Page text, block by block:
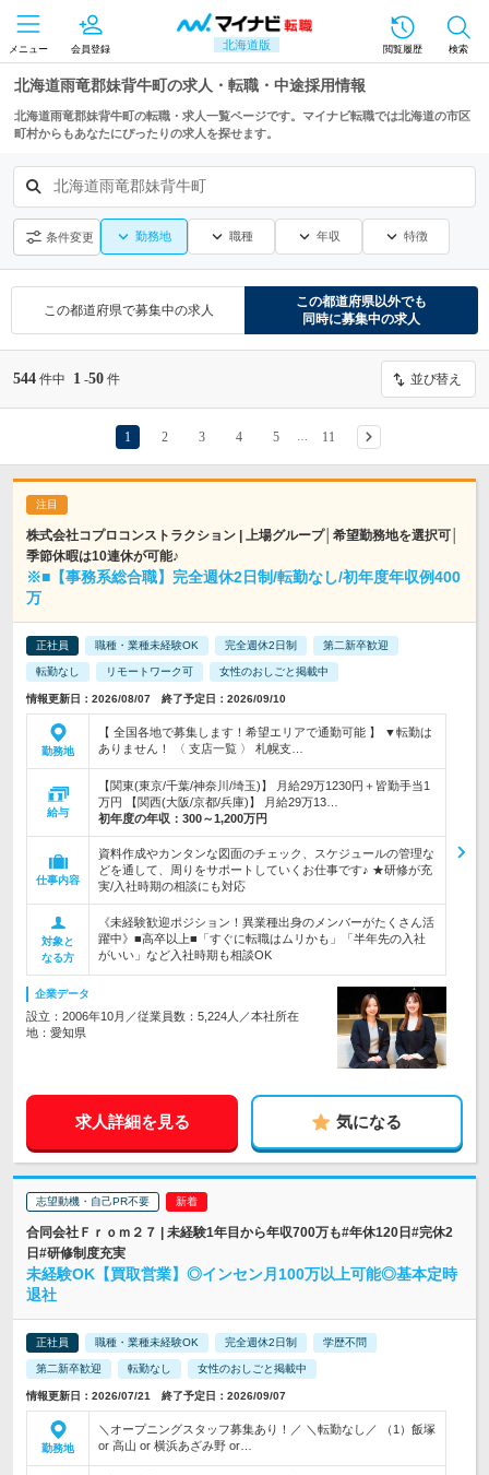
北海道版
メニュー 会員登録 閲覧履歴 検索
北海道雨竜郡妹背牛町の求人・転職・中途採用情報
北海道雨竜郡妹背牛町の転職・求人一覧ページです。マイナビ転職では北海道の市区
町村からもあなたにぴったりの求人を探せます。
北海道雨竜郡妹背牛町
条件変更 勤務地 職種 年収 特徴
この都道府県で募集中の求人
この都道府県以外でも
同時に募集中の求人
544 件中 1 -50 件 並び替え
1 2 3 4 5 11
株式会社コプロコンストラクション | 上場グループ│希望勤務地を選択可│
季節休暇は10連休が可能♪
※■【事務系総合職】完全週休2日制/転勤なし/初年度年収例400
万
正社員 職種・業種未経験OK 完全週休2日制 第二新卒歓迎
転勤なし リモートワーク可 女性のおしごと掲載中
情報更新日：2026/08/07 終了予定日：2026/09/10
勤務地
【 全国各地で募集します！希望エリアで通勤可能 】 ▼転勤は
ありません！ 〈 支店一覧 〉 札幌支…
給与
【関東(東京/千葉/神奈川/埼玉)】 月給29万1230円＋皆勤手当1
万円 【関西(大阪/京都/兵庫)】 月給29万13…
初年度の年収： 300～1,200万円
仕事内容
資料作成やカンタンな図面のチェック、スケジュールの管理な
どを通して、周りをサポートしていくお仕事です♪ ★研修が充
実/入社時期の相談にも対応
対象と
なる方
《未経験歓迎ポジション！異業種出身のメンバーがたくさん活
躍中》■高卒以上■「すぐに転職はムリかも」「半年先の入社
がいい」など入社時期も相談OK
企業データ
設立：2006年10月／従業員数：5,224人／本社所在
地：愛知県
求人詳細を見る 気になる
志望動機・自己PR不要
合同会社Ｆｒｏｍ２７ | 未経験1年目から年収700万も#年休120日#完休2
日#研修制度充実
未経験OK【買取営業】◎インセン月100万以上可能◎基本定時
退社
正社員 職種・業種未経験OK 完全週休2日制 学歴不問
第二新卒歓迎 転勤なし 女性のおしごと掲載中
情報更新日：2026/07/21 終了予定日：2026/09/07
勤務地
＼オープニングスタッフ募集あり！／ ＼転勤なし／ （1）飯塚
or 高山 or 横浜あざみ野 or…